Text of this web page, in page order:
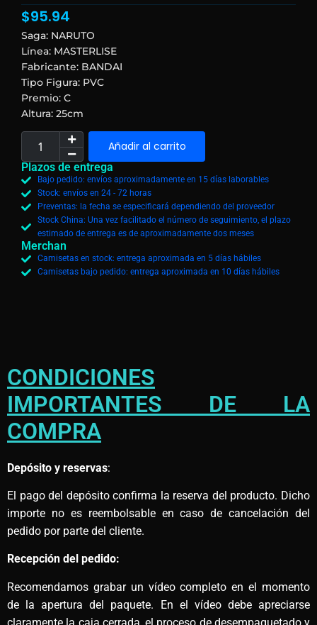
$95.94
Saga: NARUTO
Línea: MASTERLISE
Fabricante: BANDAI
Tipo Figura: PVC
Premio: C
Altura: 25cm
Añadir al carrito
Plazos de entrega
Bajo pedido: envíos aproximadamente en 15 días laborables
Stock: envíos en 24 - 72 horas
Preventas: la fecha se especificará dependiendo del proveedor
Stock China: Una vez facilitado el número de seguimiento, el plazo
estimado de entrega es de aproximadamente dos meses
Merchan
Camisetas en stock: entrega aproximada en 5 días hábiles
Camisetas bajo pedido: entrega aproximada en 10 días hábiles
CONDICIONES
IMPORTANTES DE LA
COMPRA
Depósito y reservas:
El pago del depósito confirma la reserva del producto. Dicho
importe no es reembolsable en caso de cancelación del
pedido por parte del cliente.
Recepción del pedido:
Recomendamos grabar un vídeo completo en el momento
de la apertura del paquete. En el vídeo debe apreciarse